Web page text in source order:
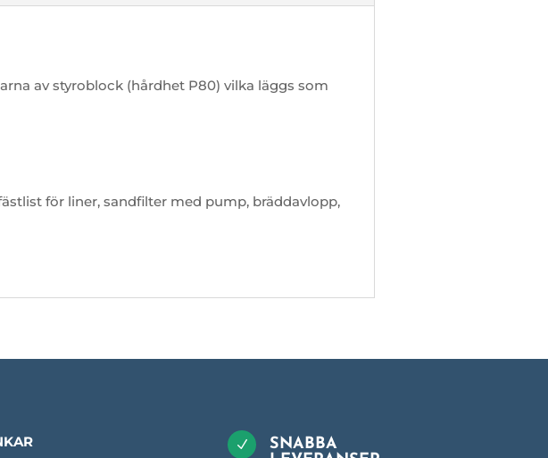
av styroblock (hårdhet P80) vilka läggs som
för liner, sandfilter med pump, bräddavlopp,
N
SNABBA